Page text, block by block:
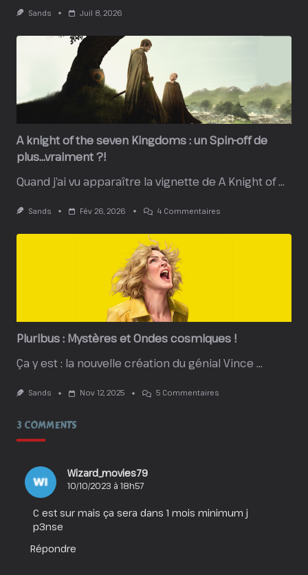
Sands Juil 8, 2026
A knight of the seven Kingdoms : un Spin-off de
plus…vraiment ?!
Quand j’ai vu apparaître la vignette de A Knight of...
Sands Fév 26, 2026 4 CommentairesSur
De
Plus…
Vraiment
Pluribus : Mystères et Ondes cosmiques !
Ça y est : la nouvelle création du génial Vince ...
Sands Nov 12, 2025 5 CommentairesSur
3 COMMENTS
Wizard_movies79
10/10/2023 à 18h57
C est sur mais ça sera dans 1 mois minimum j
p3nse
Répondre